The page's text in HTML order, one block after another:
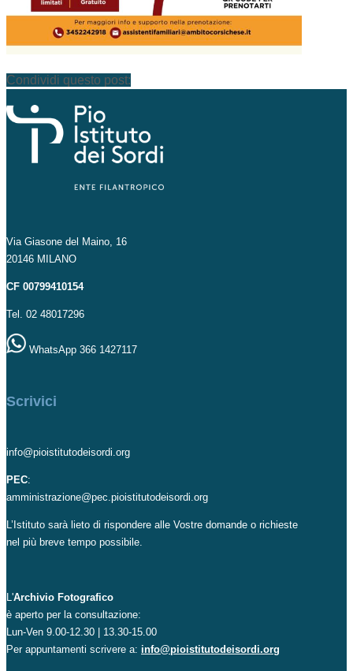
Condividi questo post:
Via Giasone del Maino, 16
20146 MILANO
CF 00799410154
Tel. 02 48017296
WhatsApp 366 1427117
Scrivici
info@pioistitutodeisordi.org
PEC:
amministrazione@pec.pioistitutodeisordi.org
L’Istituto sarà lieto di rispondere alle Vostre domande o richieste
nel più breve tempo possibile.
L'Archivio Fotografico
è aperto per la consultazione:
Lun-Ven 9.00-12.30 | 13.30-15.00
Per appuntamenti scrivere a: info@pioistitutodeisordi.org